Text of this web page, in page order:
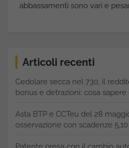
abbassamenti sono vari e
Articoli recenti
Cedolare secca nel 730, il
bonus e detrazioni: cosa sapere
Asta BTP e CCTeu del 28
osservazione con scadenze